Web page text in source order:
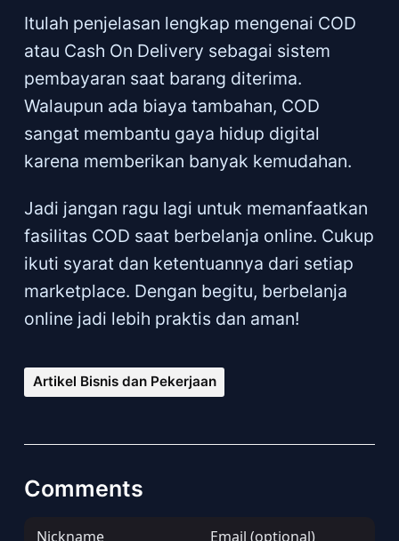
Itulah penjelasan lengkap mengenai COD
atau Cash On Delivery sebagai sistem
pembayaran saat barang diterima.
Walaupun ada biaya tambahan, COD
sangat membantu gaya hidup digital
karena memberikan banyak kemudahan.
Jadi jangan ragu lagi untuk memanfaatkan
fasilitas COD saat berbelanja online. Cukup
ikuti syarat dan ketentuannya dari setiap
marketplace. Dengan begitu, berbelanja
online jadi lebih praktis dan aman!
Artikel Bisnis dan Pekerjaan
Comments